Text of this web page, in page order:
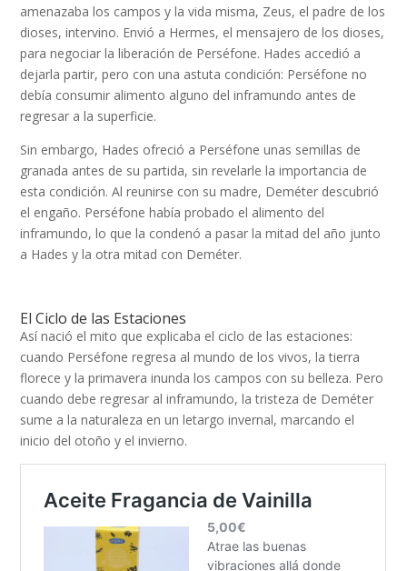
amenazaba los campos y la vida misma, Zeus, el padre de los
dioses, intervino. Envió a Hermes, el mensajero de los dioses,
para negociar la liberación de Perséfone. Hades accedió a
dejarla partir, pero con una astuta condición: Perséfone no
debía consumir alimento alguno del inframundo antes de
regresar a la superficie.
Sin embargo, Hades ofreció a Perséfone unas semillas de
granada antes de su partida, sin revelarle la importancia de
esta condición. Al reunirse con su madre, Deméter descubrió
el engaño. Perséfone había probado el alimento del
inframundo, lo que la condenó a pasar la mitad del año junto
a Hades y la otra mitad con Deméter.
El Ciclo de las Estaciones
Así nació el mito que explicaba el ciclo de las estaciones:
cuando Perséfone regresa al mundo de los vivos, la tierra
florece y la primavera inunda los campos con su belleza. Pero
cuando debe regresar al inframundo, la tristeza de Deméter
sume a la naturaleza en un letargo invernal, marcando el
inicio del otoño y el invierno.